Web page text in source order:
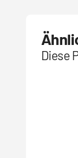
Diese